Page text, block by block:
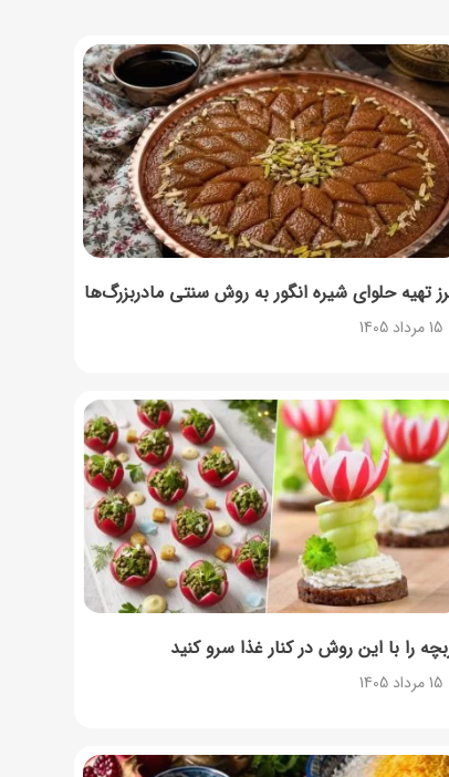
تهیه حلوای شیره انگور به روش سنتی مادربزرگ‌ها
15 مرداد 1405
را با این روش در کنار غذا سرو کنید
15 مرداد 1405